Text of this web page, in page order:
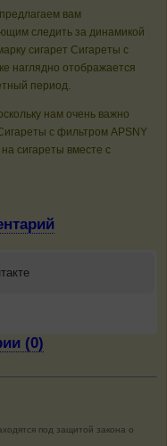
вам
следить за динамикой
сигарет Сигареты с
наглядно отображается
период.
нам очень важно
с фильтром APSNY
сигареты вместе с
(0)
под защитой закона о